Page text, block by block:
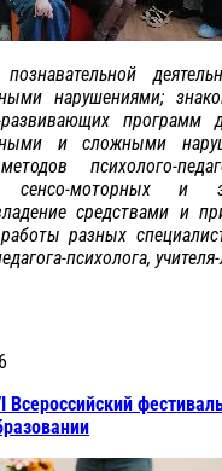
познавательной
нарушениями;
развивающих программ
и сложными
психолого-
сенсо-моторных и
средствами и
разных
психолога,
Всероссийский